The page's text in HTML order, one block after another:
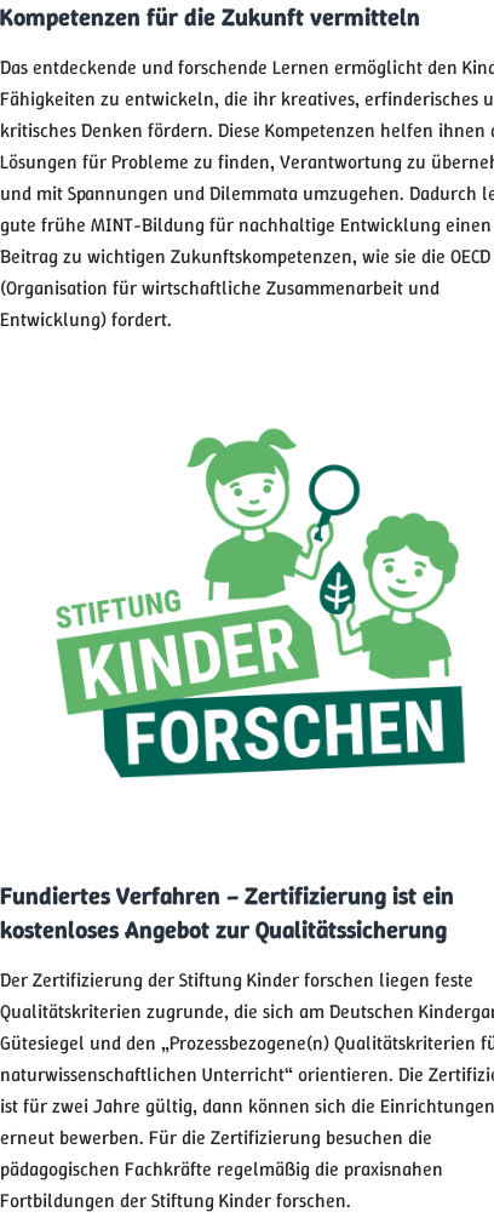
Kompetenzen für die Zukunft vermitteln
Das entdeckende und forschende Lernen ermöglicht den
Fähigkeiten zu entwickeln, die ihr kreatives, erfinderisches
kritisches Denken fördern. Diese Kompetenzen helfen ihnen
Lösungen für Probleme zu finden, Verantwortung zu
und mit Spannungen und Dilemmata umzugehen. Dadurch
gute frühe MINT-Bildung für nachhaltige Entwicklung einen
Beitrag zu wichtigen Zukunftskompetenzen, wie sie die OECD
(Organisation für wirtschaftliche Zusammenarbeit und
Entwicklung) fordert.
Fundiertes Verfahren – Zertifizierung ist ein
kostenloses Angebot zur Qualitätssicherung
Der Zertifizierung der Stiftung Kinder forschen liegen feste
Qualitätskriterien zugrunde, die sich am Deutschen
Gütesiegel und den „Prozessbezogene(n) Qualitätskriterien
naturwissenschaftlichen Unterricht“ orientieren. Die
ist für zwei Jahre gültig, dann können sich die Einrichtungen
erneut bewerben. Für die Zertifizierung besuchen die
pädagogischen Fachkräfte regelmäßig die praxisnahen
Fortbildungen der Stiftung Kinder forschen.